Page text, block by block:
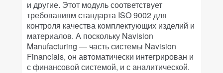
и другие. Этот модуль соответствует
требованиям стандарта ISO 9002 для
контроля качества комплектующих изделий и
материалов. А поскольку Navision
Manufacturing — часть системы Navision
Financials, он автоматически интегрирован и
с финансовой системой, и с аналитической.